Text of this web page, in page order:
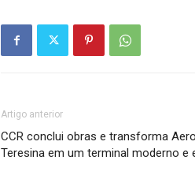
Artigo anterior
CCR conclui obras e transforma
Teresina em um terminal moderno e